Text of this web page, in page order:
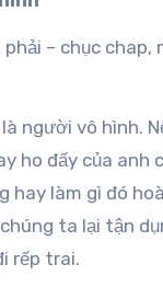
– chục chap,
người vô hình.
ho đấy của anh
hay làm gì đó
ta lại tận
rếp trai.